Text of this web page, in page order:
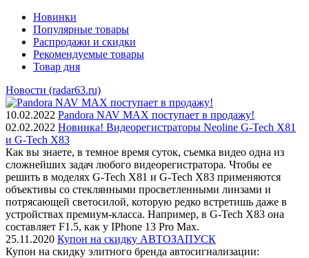
Новинки
Популярные товары
Распродажи и скидки
Рекомендуемые товары
Товар дня
Новости (radar63.ru)
10.02.2022 Pandora NAV MAX поступает в продажу!
02.02.2022 Новинка! Видеорегистраторы Neoline G-Tech X81
и G-Tech X83
Как вы знаете, в темное время суток, съемка видео одна из
сложнейших задач любого видеорегистратора. Чтобы ее
решить в моделях G-Tech X81 и G-Tech X83 применяются
объективы со стеклянными просветленными линзами и
потрясающей светосилой, которую редко встретишь даже в
устройствах премиум-класса. Например, в G-Tech X83 она
составляет F1.5, как у IPhone 13 Pro Max.
25.11.2020 Купон на скидку АВТОЗАПУСК
Купон на скидку элитного бренда автосигнализации: